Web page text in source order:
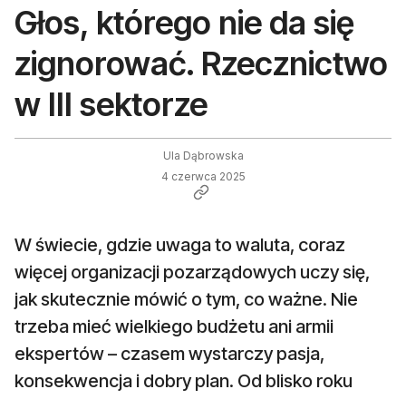
Głos, którego nie da się
zignorować. Rzecznictwo
w III sektorze
Ula Dąbrowska
4 czerwca 2025
W świecie, gdzie uwaga to waluta, coraz
więcej organizacji pozarządowych uczy się,
jak skutecznie mówić o tym, co ważne. Nie
trzeba mieć wielkiego budżetu ani armii
ekspertów – czasem wystarczy pasja,
konsekwencja i dobry plan. Od blisko roku